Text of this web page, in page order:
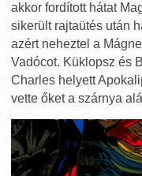
akkor fordított hátat
sikerült rajtaütés után
azért neheztel a
Vadócot. Küklopsz és
Charles helyett
vette őket a szárnya